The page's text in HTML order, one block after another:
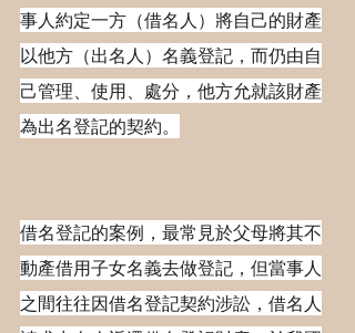
事人約定一方（借名人）將自己的財產
以他方（出名人）名義登記，而仍由自
己管理、使用、處分，他方允就該財產
為出名登記的契約。
借名登記的案例，最常見於父母將其不
動產借用子女名義去做登記，但當事人
之間往往因借名登記契約涉訟，借名人